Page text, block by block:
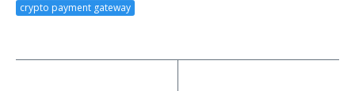
crypto payment gateway